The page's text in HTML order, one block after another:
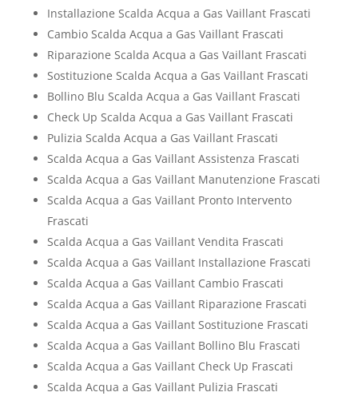
Installazione Scalda Acqua a Gas Vaillant Frascati
Cambio Scalda Acqua a Gas Vaillant Frascati
Riparazione Scalda Acqua a Gas Vaillant Frascati
Sostituzione Scalda Acqua a Gas Vaillant Frascati
Bollino Blu Scalda Acqua a Gas Vaillant Frascati
Check Up Scalda Acqua a Gas Vaillant Frascati
Pulizia Scalda Acqua a Gas Vaillant Frascati
Scalda Acqua a Gas Vaillant Assistenza Frascati
Scalda Acqua a Gas Vaillant Manutenzione Frascati
Scalda Acqua a Gas Vaillant Pronto Intervento
Frascati
Scalda Acqua a Gas Vaillant Vendita Frascati
Scalda Acqua a Gas Vaillant Installazione Frascati
Scalda Acqua a Gas Vaillant Cambio Frascati
Scalda Acqua a Gas Vaillant Riparazione Frascati
Scalda Acqua a Gas Vaillant Sostituzione Frascati
Scalda Acqua a Gas Vaillant Bollino Blu Frascati
Scalda Acqua a Gas Vaillant Check Up Frascati
Scalda Acqua a Gas Vaillant Pulizia Frascati